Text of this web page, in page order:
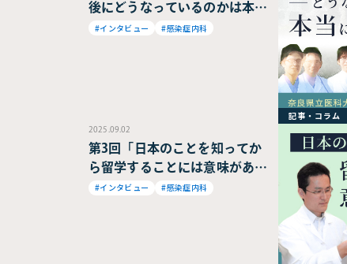
後にどうなっているのかは本当
に読めません。」奈良県立医科
#インタビュー #感染症内科
記事・コラム
2025.09.02
第3回「日本のことを知ってか
ら留学することには意味がある
ということです。」奈良県立医
#インタビュー #感染症内科